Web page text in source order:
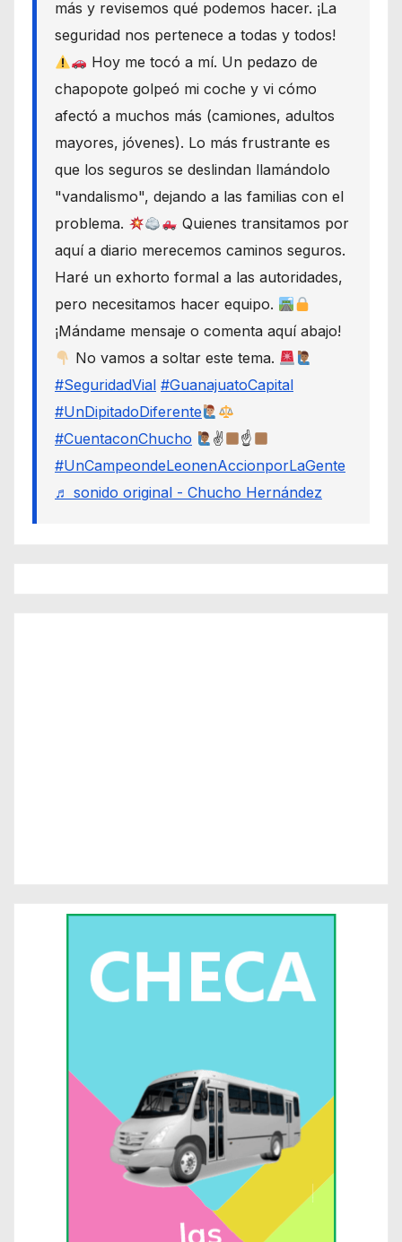
más y revisemos qué podemos hacer. ¡La
seguridad nos pertenece a todas y todos!
Hoy me tocó a mí. Un pedazo de
chapopote golpeó mi coche y vi cómo
afectó a muchos más (camiones, adultos
mayores, jóvenes). Lo más frustrante es
que los seguros se deslindan llamándolo
"vandalismo", dejando a las familias con el
problema.
Quienes transitamos por
aquí a diario merecemos caminos seguros.
Haré un exhorto formal a las autoridades,
pero necesitamos hacer equipo.
¡Mándame mensaje o comenta aquí abajo!
No vamos a soltar este tema.
#SeguridadVial #GuanajuatoCapital
#UnDipitadoDiferente
#CuentaconChucho
✌
☝
#UnCampeondeLeonenAccionporLaGente
♬ sonido original - Chucho Hernández